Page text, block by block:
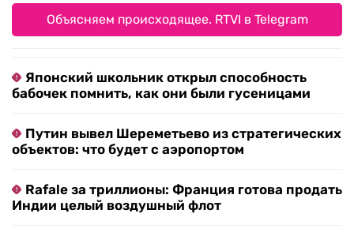
Объясняем происходящее. RTVI в Telegram
Японский школьник открыл способность
бабочек помнить, как они были гусеницами
Путин вывел Шереметьево из стратегических
объектов: что будет с аэропортом
Rafale за триллионы: Франция готова продать
Индии целый воздушный флот